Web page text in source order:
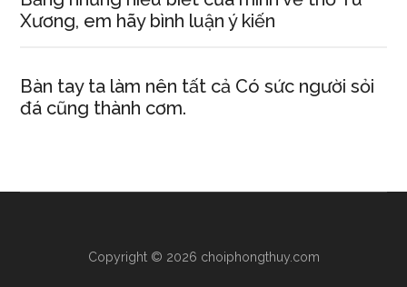
Xương, em hãy bình luận ý kiến
Bàn tay ta làm nên tất cả Có sức người sỏi
đá cũng thành cơm.
Copyright © 2026 choiphongthuy.com